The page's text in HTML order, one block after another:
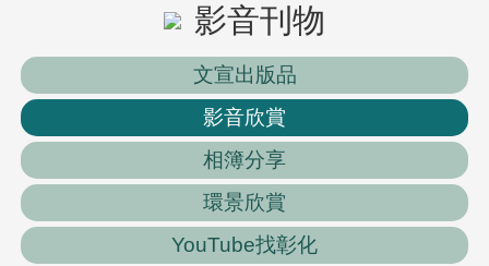
影音刊物
文宣出版品
影音欣賞
相簿分享
環景欣賞
YouTube找彰化